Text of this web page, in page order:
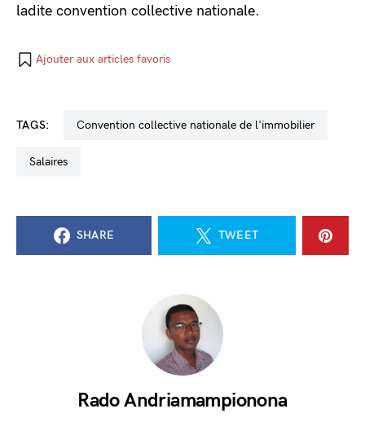
ladite convention collective nationale.
Ajouter aux articles favoris
TAGS: convention collective nationale de l'immobilier
salaires
SHARE TWEET
Rado Andriamampionona